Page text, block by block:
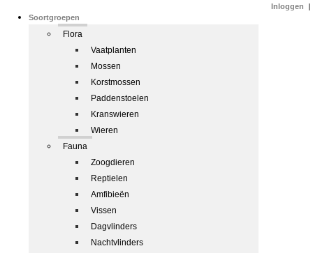
Soortgroepen
Flora
Vaatplanten
Mossen
Korstmossen
Paddenstoelen
Kranswieren
Wieren
Fauna
Zoogdieren
Reptielen
Amfibieën
Vissen
Dagvlinders
Nachtvlinders
Inloggen |